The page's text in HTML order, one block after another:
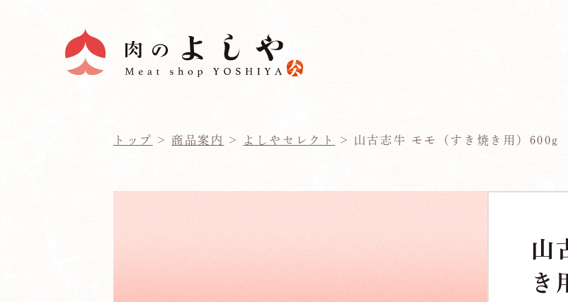
トップ > 商品案内 > よしやセレクト > 山古志牛 モモ（すき焼き用）600g
山
き